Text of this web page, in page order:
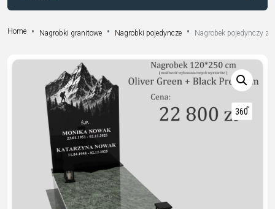
Home Nagrobki granitowe Nagrobki pojedyncze Nagrobek pojedynczy z